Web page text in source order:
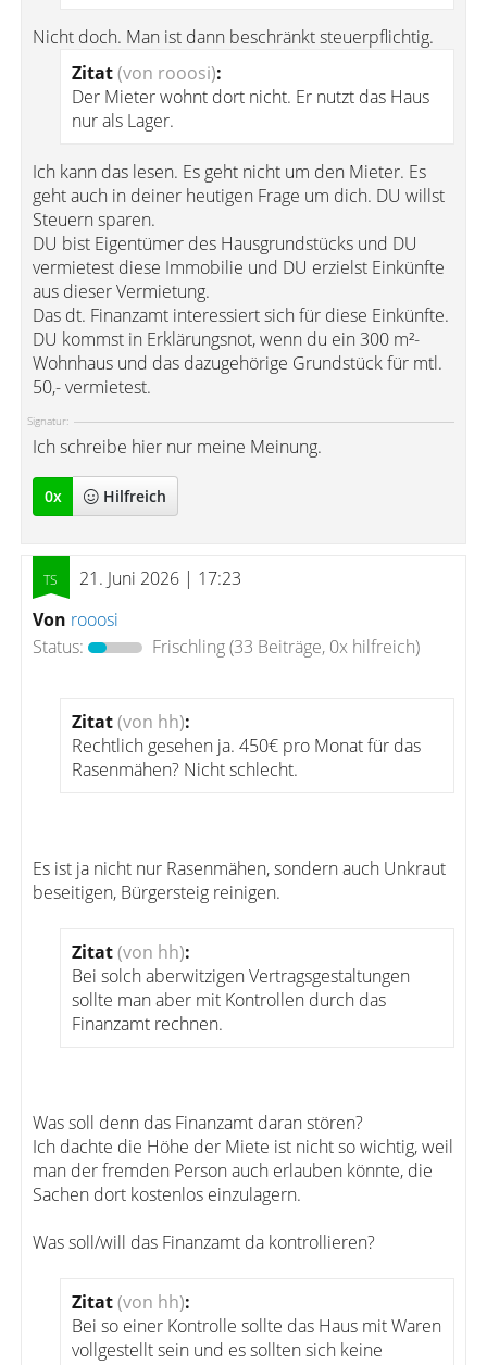
Nicht doch. Man ist dann beschränkt steuerpflichtig.
Zitat(von rooosi):
Der Mieter wohnt dort nicht. Er nutzt das Haus
nur als Lager.
Ich kann das lesen. Es geht nicht um den Mieter. Es
geht auch in deiner heutigen Frage um dich. DU willst
Steuern sparen.
DU bist Eigentümer des Hausgrundstücks und DU
vermietest diese Immobilie und DU erzielst Einkünfte
aus dieser Vermietung.
Das dt. Finanzamt interessiert sich für diese Einkünfte.
DU kommst in Erklärungsnot, wenn du ein 300 m²-
Wohnhaus und das dazugehörige Grundstück für mtl.
50,- vermietest.
Signatur:
Ich schreibe hier nur meine Meinung.
0x Hilfreich
21. Juni 2026 | 17:23
Von rooosi
Status:
Frischling(33 Beiträge, 0x hilfreich)
Zitat(von hh):
Rechtlich gesehen ja. 450€ pro Monat für das
Rasenmähen? Nicht schlecht.
Es ist ja nicht nur Rasenmähen, sondern auch Unkraut
beseitigen, Bürgersteig reinigen.
Zitat(von hh):
Bei solch aberwitzigen Vertragsgestaltungen
sollte man aber mit Kontrollen durch das
Finanzamt rechnen.
Was soll denn das Finanzamt daran stören?
Ich dachte die Höhe der Miete ist nicht so wichtig, weil
man der fremden Person auch erlauben könnte, die
Sachen dort kostenlos einzulagern.
Was soll/will das Finanzamt da kontrollieren?
Zitat(von hh):
Bei so einer Kontrolle sollte das Haus mit Waren
vollgestellt sein und es sollten sich keine